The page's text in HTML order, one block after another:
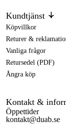
briketterna till
Kundtjänst
Köpvillkor
Returer &
Vanliga frågor
Retursedel (PDF)
Ångra köp
Kontakt &
Öppettider
kontakt@duab.se